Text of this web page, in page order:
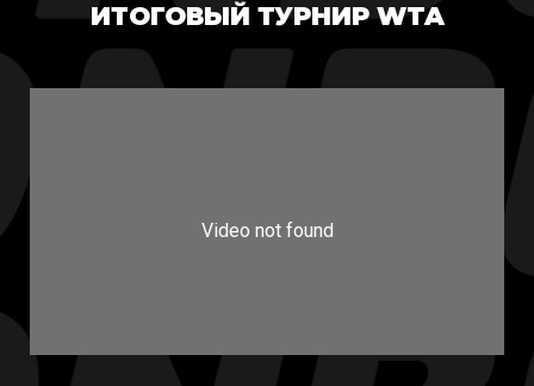
ИТОГОВЫЙ ТУРНИР WTA